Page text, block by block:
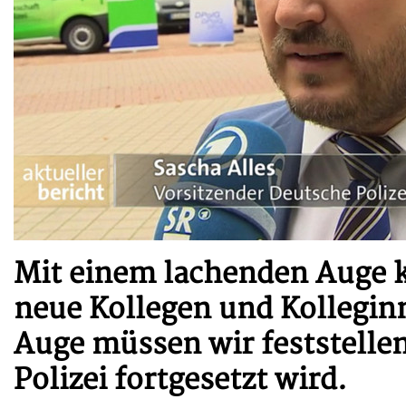
Mit einem lachenden Auge
neue Kollegen und
Auge müssen wir
Polizei fortgesetzt wird.